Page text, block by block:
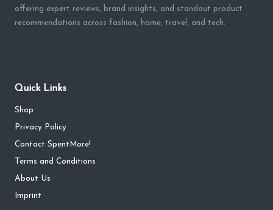
offering expert reviews, brand insights, and standout product
recommendations across fashion, home, travel, and tech.
Quick Links
Shop
Privacy Policy
Contact SpentMore!
Terms and Conditions
About Us
Imprint